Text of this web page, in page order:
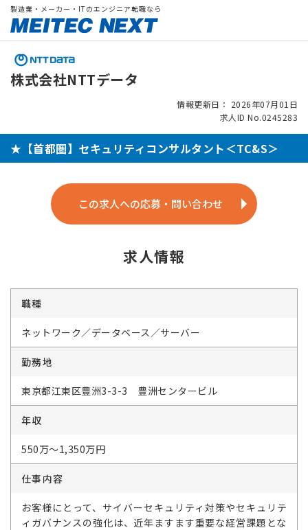
製造業・メーカー・ITのエンジニア転職なら
株式会社NTTデータ
情報更新日： 2026年07月01日
求人ID No.0245283
★【首都圏】セキュリティコンサルタント＜TC&S＞
この求人への応募・問い合わせ
求人情報
職種
ネットワーク／データベース／サーバー
勤務地
東京都江東区豊洲3-3-3 豊洲センタービル
年収
550万～1,350万円
仕事内容
お客様にとって、サイバーセキュリティ対策やセキュリテ
ィガバナンスの強化は、近年ますます重要な経営課題とな